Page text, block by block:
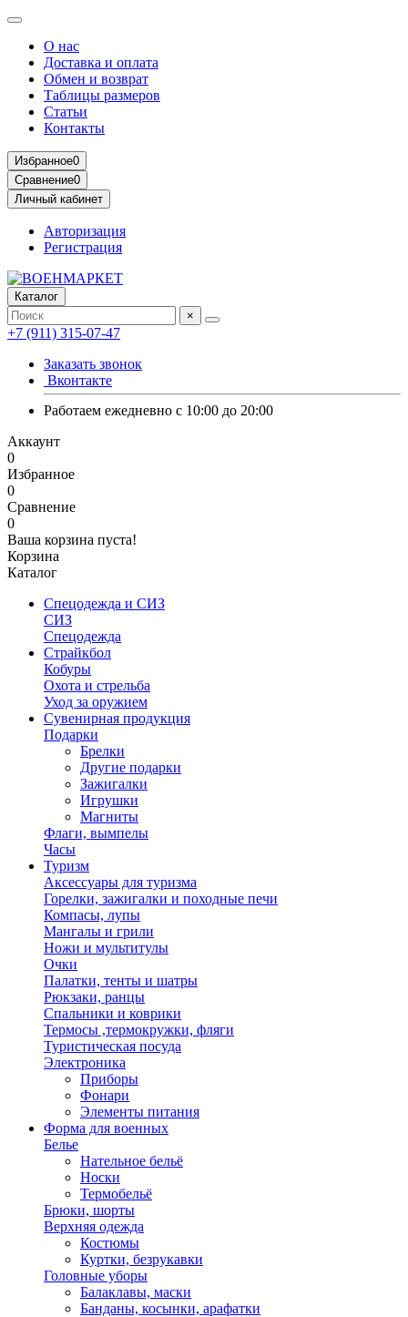
О нас
Доставка и оплата
Обмен и возврат
Таблицы размеров
Статьи
Контакты
Избранное0
Сравнение0
Личный кабинет
Авторизация
Регистрация
Каталог
×
+7 (911) 315-07-47
Заказать звонок
Вконтакте
Работаем ежедневно с 10:00 до 20:00
Аккаунт
0
Избранное
0
Сравнение
0
Ваша корзина пуста!
Корзина
Каталог
Спецодежда и СИЗ
СИЗ
Спецодежда
Страйкбол
Кобуры
Охота и стрельба
Уход за оружием
Сувенирная продукция
Подарки
Брелки
Другие подарки
Зажигалки
Игрушки
Магниты
Флаги, вымпелы
Часы
Туризм
Аксессуары для туризма
Горелки, зажигалки и походные печи
Компасы, лупы
Мангалы и грили
Ножи и мультитулы
Очки
Палатки, тенты и шатры
Рюкзаки, ранцы
Спальники и коврики
Термосы ,термокружки, фляги
Туристическая посуда
Электроника
Приборы
Фонари
Элементы питания
Форма для военных
Белье
Нательное бельё
Носки
Термобельё
Брюки, шорты
Верхняя одежда
Костюмы
Куртки, безрукавки
Головные уборы
Балаклавы, маски
Банданы, косынки, арафатки